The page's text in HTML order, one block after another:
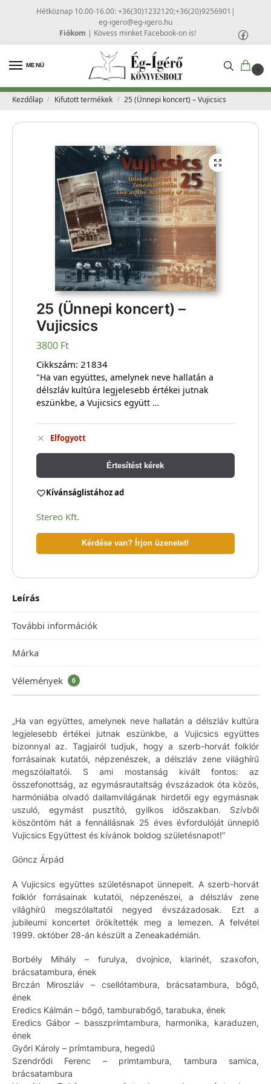
Hétköznap 10.00-16.00: +36(30)1232120;+36(20)9256901 |
eg-igero@eg-igero.hu
Fiókom | Kövess minket Facebook-on is!
MENÜ
0
Kezdőlap / Kifutott termékek / 25 (Ünnepi koncert) – Vujicsics
25 (Ünnepi koncert) –
Vujicsics
3800 Ft
Cikkszám: 21834
"Ha van együttes, amelynek neve hallatán a
délszláv kultúra legjelesebb értékei jutnak
eszünkbe, a Vujicsics együtt …
Elfogyott
Értesítést kérek
Kívánságlistához ad
Stereo Kft.
Kérdése van? Írjon üzenetet!
Leírás
További információk
Márka
Vélemények 0
„Ha van együttes, amelynek neve hallatán a délszláv kultúra
legjelesebb értékei jutnak eszünkbe, a Vujicsics együttes
bizonnyal az. Tagjairól tudjuk, hogy a szerb-horvát folklór
forrásainak kutatói, népzenészek, a délszláv zene világhírű
megszólaltatói. S ami mostanság kivált fontos: az
összefonottság, az egymásrautaltság évszázadok óta közös,
harmóniába olvadó dallamvilágának hirdetői egy egymásnak
uszuló, egymást pusztító, gyilkos időszakban. Szívből
köszöntöm hát a fennállásnak 25 éves évfordulóját ünneplő
Vujicsics Együttest és kívánok boldog születésnapot!”
Göncz Árpád
A Vujicsics együttes születésnapot ünnepelt. A szerb-horvát
folklór forrásainak kutatói, népzenészei, a délszláv zene
világhírű megszólaltatói negyed évszázadosak. Ezt a
jubileumi koncertet örökítették meg a lemezen. A felvétel
1999. október 28-án készült a Zeneakadémián.
Borbély Mihály – furulya, dvojnice, klarinét, szaxofon,
brácsatambura, ének
Brczán Miroszláv – csellótambura, brácsatambura, bőgő,
ének
Eredics Kálmán – bőgő, tamburabőgő, tarabuka, ének
Eredics Gábor – basszprímtambura, harmonika, karaduzen,
ének
Győri Károly – prímtambura, hegedű
Szendrődi Ferenc – primtambura, tambura samica,
brácsatambura